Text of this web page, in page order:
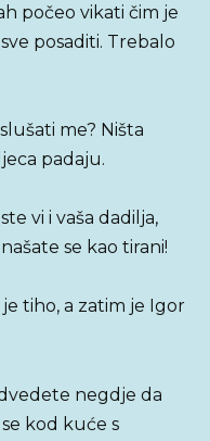
počeo vikati čim je
posaditi. Trebalo
me? Ništa
padaju.
vi i vaša dadilja,
se kao tirani!
tiho, a zatim je Igor
negdje da
kod kuće s